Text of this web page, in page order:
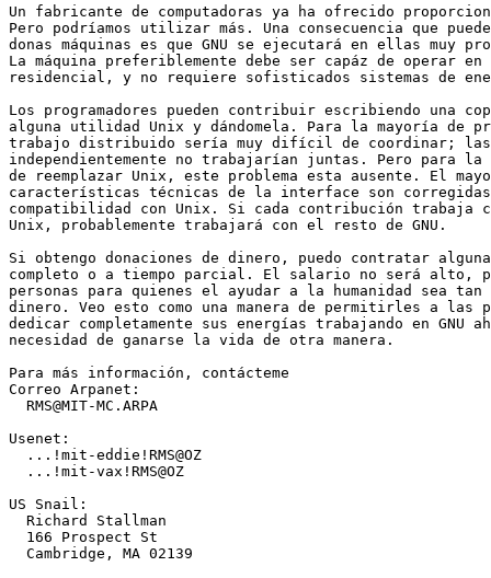
Un fabricante de computadoras ya ha ofrecido
Pero podríamos utilizar más. Una consecuencia que
donas máquinas es que GNU se ejecutará en ellas muy
La máquina preferiblemente debe ser capáz de operar en
residencial, y no requiere sofisticados sistemas de
Los programadores pueden contribuir escribiendo una
alguna utilidad Unix y dándomela. Para la mayoría de
trabajo distribuido sería muy difícil de coordinar;
independientemente no trabajarían juntas. Pero para
de reemplazar Unix, este problema esta ausente. El
características técnicas de la interface son corregidas
compatibilidad con Unix. Si cada contribución trabaja
Unix, probablemente trabajará con el resto de GNU.
Si obtengo donaciones de dinero, puedo contratar
completo o a tiempo parcial. El salario no será alto,
personas para quienes el ayudar a la humanidad sea tan
dinero. Veo esto como una manera de permitirles a las
dedicar completamente sus energías trabajando en GNU
necesidad de ganarse la vida de otra manera.
Para más información, contácteme
Correo Arpanet:
  RMS@MIT-MC.ARPA
Usenet:
  ...!mit-eddie!RMS@OZ
  ...!mit-vax!RMS@OZ
US Snail:
  Richard Stallman
  166 Prospect St